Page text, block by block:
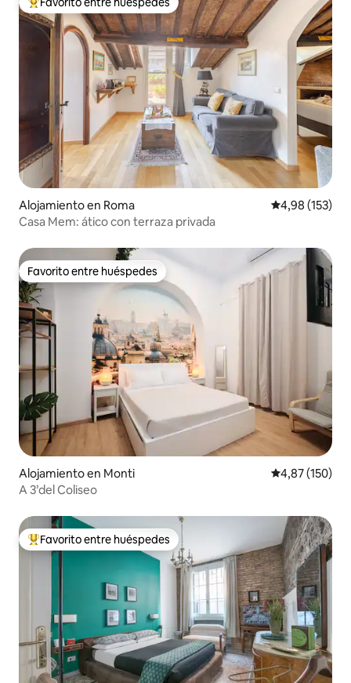
Favorito entre los huéspedes más destacados
Alojamiento en Roma Calificación
4,98 (153)
Casa Mem: ático con terraza privada
Favorito entre huéspedes
Favorito entre huéspedes
Alojamiento en Monti Calificación
4,87 (150)
A 3’del Coliseo
Favorito entre los huéspedes más destacados
Favorito entre huéspedes